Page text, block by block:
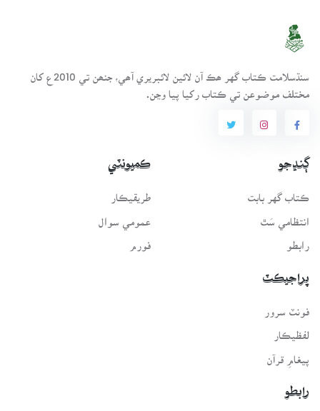
سنڌسلامت ڪتاب گهر ھڪ آن لائين لائبريري آھي، جنھن تي 2010ع کان
مختلف موضوعن تي ڪتاب رکيا پيا وڃن.
ڳنڍجو
ڪتاب گهر بابت
انتظامي سَٿ
رابطو
ڪميونٽي
طريقيڪار
عمومي سوال
فورم
پراجيڪٽ
لفظيڪار
پيغامِ قرآن
رابطو